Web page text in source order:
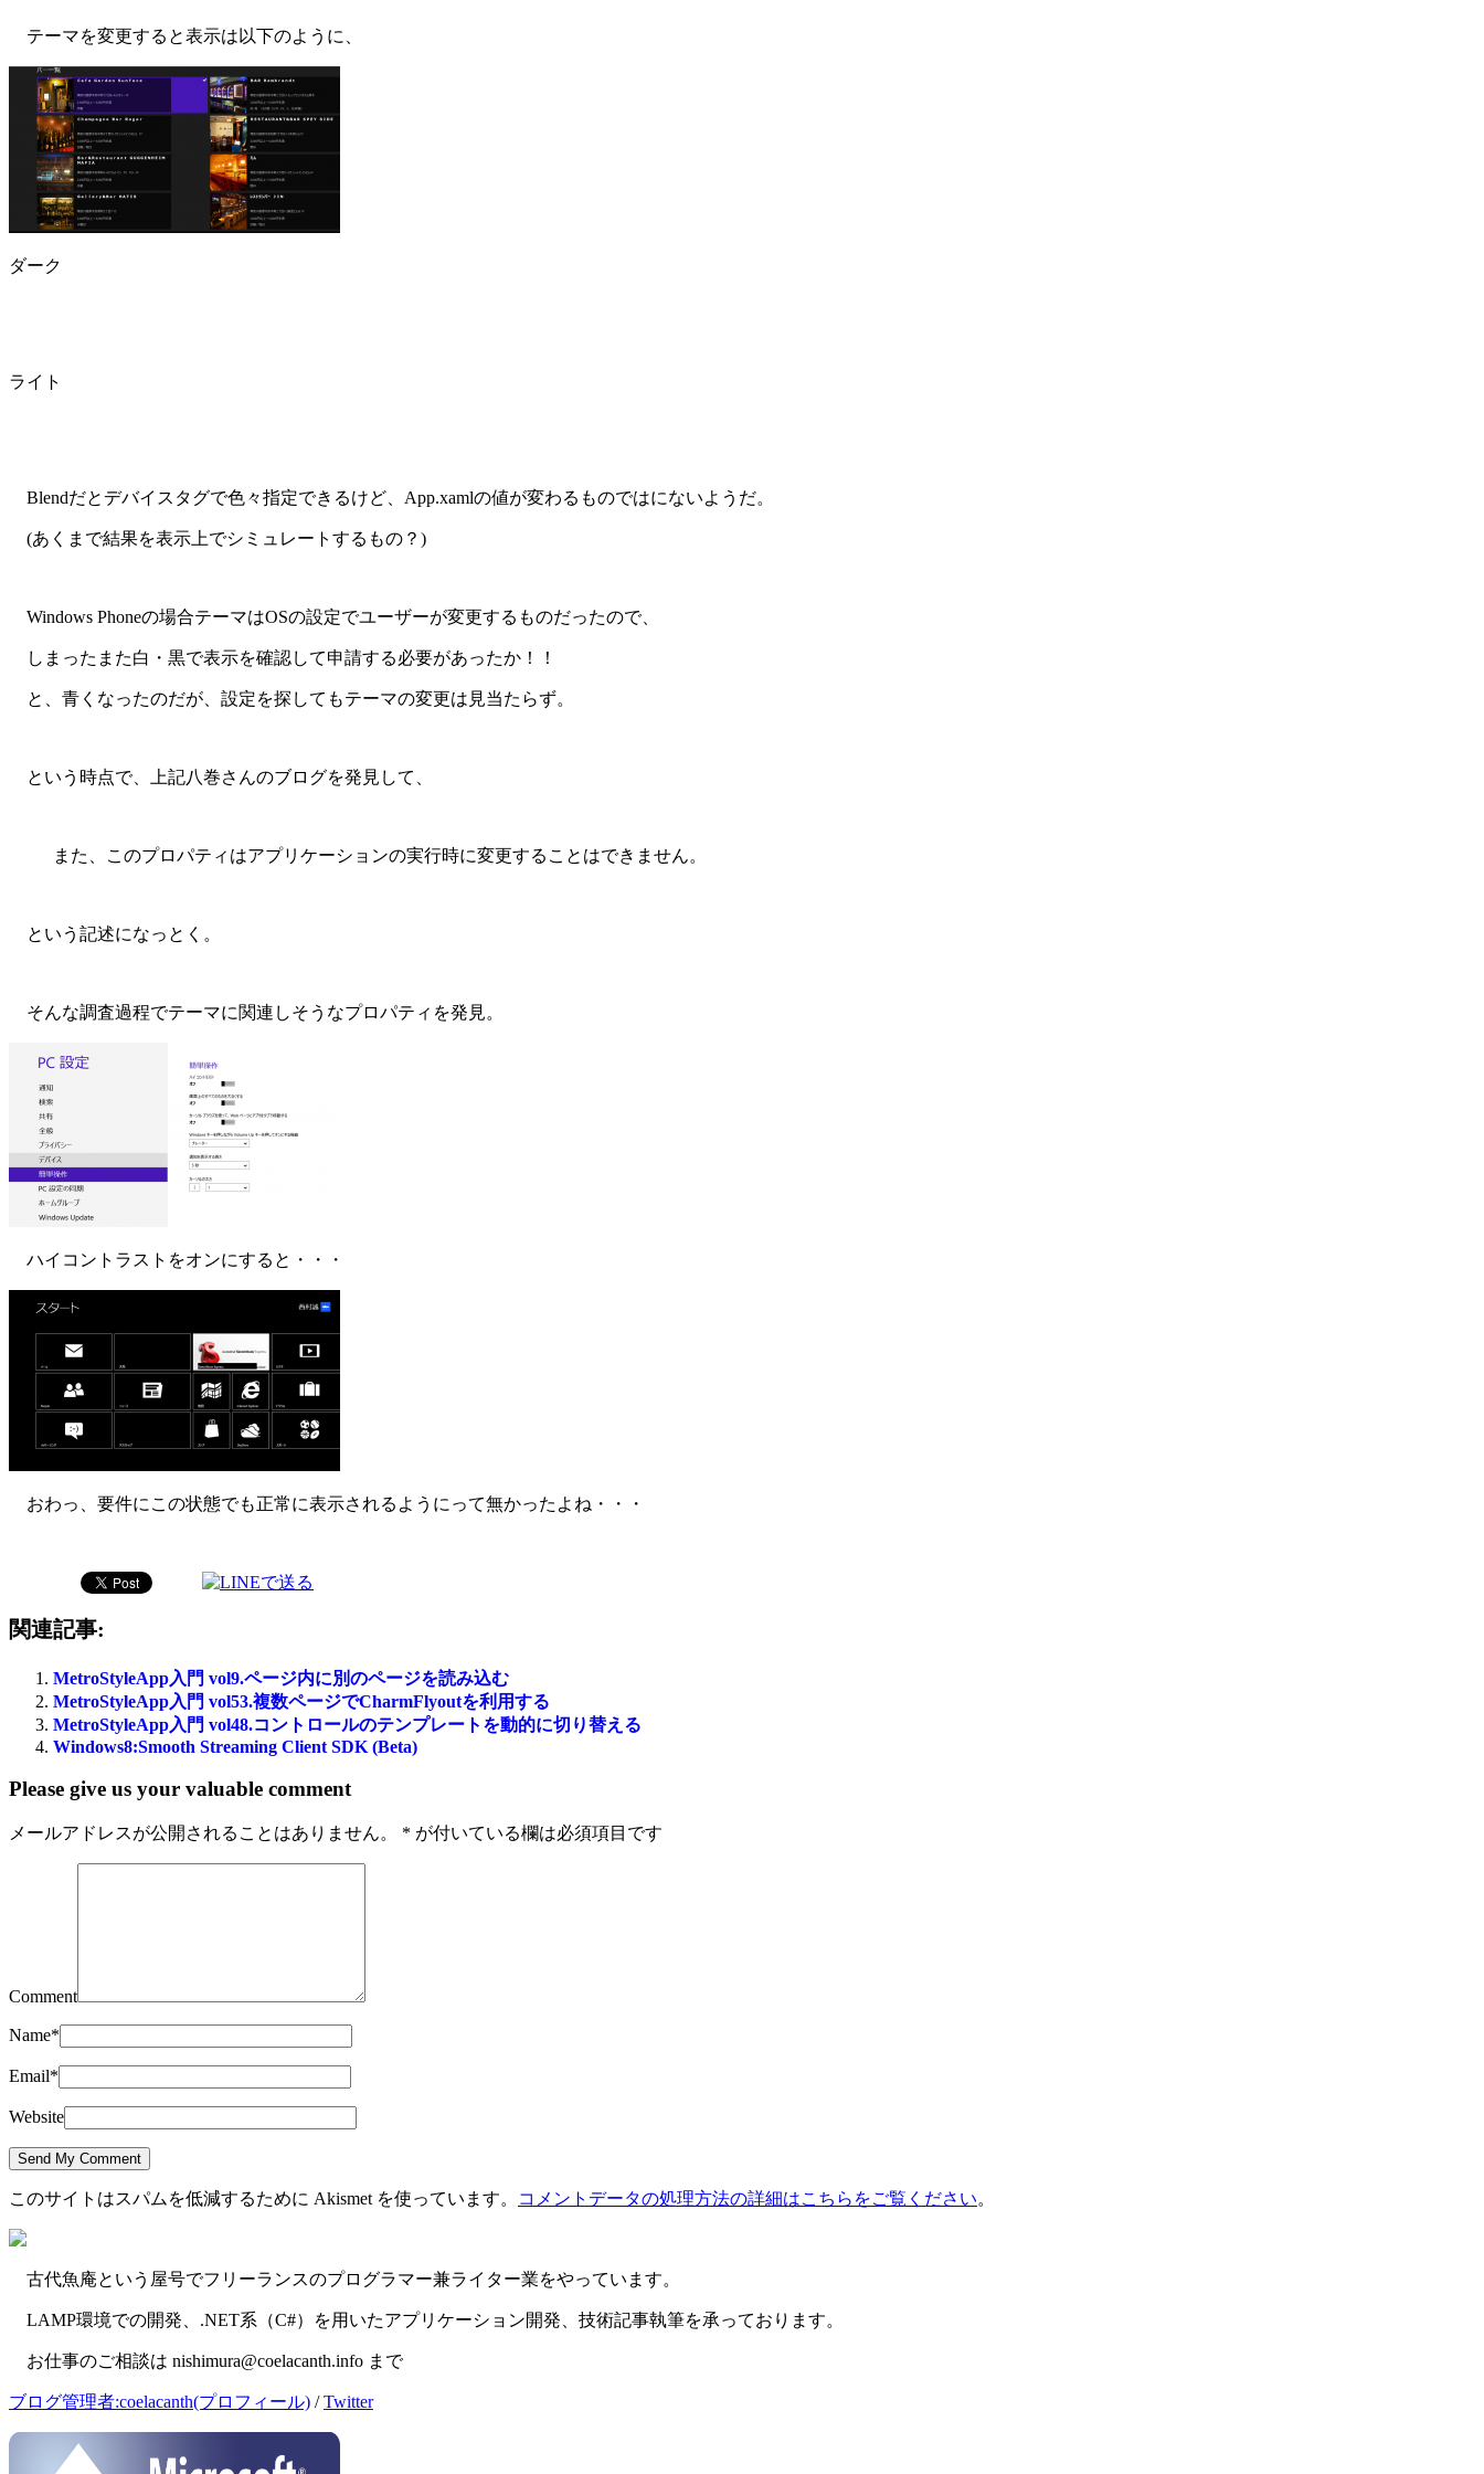
テーマを変更すると表示は以下のように、
ダーク
ライト
Blendだとデバイスタグで色々指定できるけど、App.xamlの値が変わるものではにないようだ。
(あくまで結果を表示上でシミュレートするもの？)
Windows Phoneの場合テーマはOSの設定でユーザーが変更するものだったので、
しまったまた白・黒で表示を確認して申請する必要があったか！！
と、青くなったのだが、設定を探してもテーマの変更は見当たらず。
という時点で、上記八巻さんのブログを発見して、
また、このプロパティはアプリケーションの実行時に変更することはできません。
という記述になっとく。
そんな調査過程でテーマに関連しそうなプロパティを発見。
ハイコントラストをオンにすると・・・
おわっ、要件にこの状態でも正常に表示されるようにって無かったよね・・・
関連記事:
MetroStyleApp入門 vol9.ページ内に別のページを読み込む
MetroStyleApp入門 vol53.複数ページでCharmFlyoutを利用する
MetroStyleApp入門 vol48.コントロールのテンプレートを動的に切り替える
Windows8:Smooth Streaming Client SDK (Beta)
Please give us your valuable comment
メールアドレスが公開されることはありません。 * が付いている欄は必須項目です
Comment
Name*
Email*
Website
このサイトはスパムを低減するために Akismet を使っています。 コメントデータの処理方法の詳細はこちらをご覧ください。
古代魚庵という屋号でフリーランスのプログラマー兼ライター業をやっています。
LAMP環境での開発、.NET系（C#）を用いたアプリケーション開発、技術記事執筆を承っております。
お仕事のご相談は nishimura@coelacanth.info まで
ブログ管理者:coelacanth(プロフィール) /Twitter